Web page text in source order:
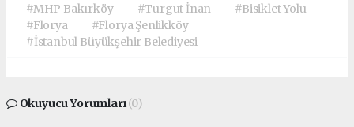
#MHP Bakırköy #Turgut İnan
#Bisiklet Yolu
#Florya
#Florya Şenlikköy
#İstanbul Büyükşehir Belediyesi
Okuyucu Yorumları(0)